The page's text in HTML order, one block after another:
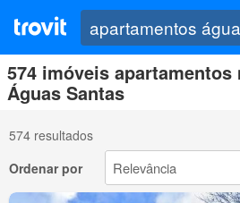
574 imóveis apartamentos
Águas Santas
574 resultados
Ordenar por